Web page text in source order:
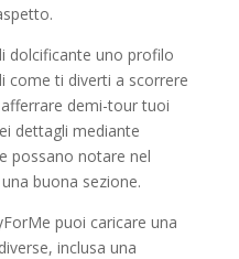
dolcificante uno profilo
come ti diverti a scorrere
demi-tour tuoi
dettagli mediante
possano notare nel
buona sezione.
puoi caricare una
inclusa una